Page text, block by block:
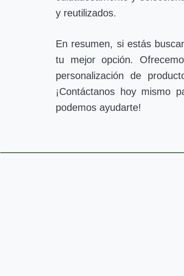
y reutilizados.
En resumen, si estás
tu mejor opción.
personalización de
¡Contáctanos hoy mismo
podemos ayudarte!